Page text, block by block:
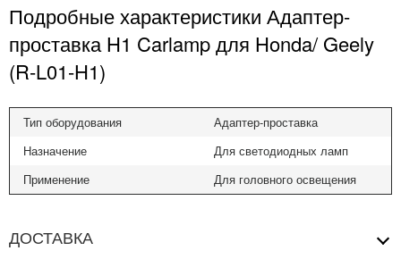
Подробные характеристики Адаптер-
проставка H1 Carlamp для Honda/ Geely
(R-L01-H1)
Тип оборудования
Адаптер-проставка
Назначение
Для светодиодных ламп
Применение
Для головного освещения
ДОСТАВКА